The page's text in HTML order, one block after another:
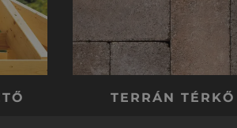
TERRÁN TÉRKŐ